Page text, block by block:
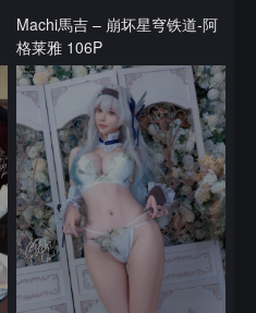
Machi馬吉 – 崩坏星穹铁道-阿
格莱雅 106P